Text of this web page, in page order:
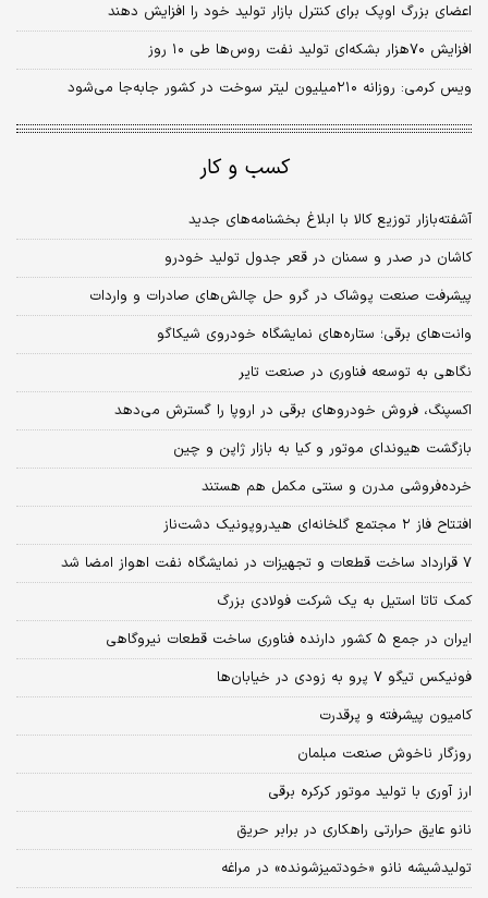
اعضای بزرگ اوپک برای کنترل بازار تولید خود را افزایش دهند
افزایش ۷۰‌هزار بشکه‌‌‌ای تولید نفت روس‌‌‌ها طی ۱۰ روز
ویس کرمی: روزانه ۲۱۰‌میلیون لیتر سوخت در کشور جابه‌‌‌جا می‌شود
کسب و کار
آشفته‌بازار توزیع کالا با ابلاغ بخشنامه‌های جدید
کاشان در صدر و سمنان در قعر جدول تولید خودرو
پیشرفت صنعت پوشاک در گرو حل چالش‌های صادرات و واردات
وانت‌های برقی؛ ستاره‌های نمایشگاه خودروی شیکاگو
نگاهی به توسعه فناوری در صنعت تایر
اکسپنگ، فروش خودروهای برقی در اروپا را گسترش می‌دهد
بازگشت هیوندای موتور و کیا به بازار ژاپن و چین
خرده‌فروشی مدرن و سنتی مکمل هم هستند
افتتاح فاز ۲ مجتمع گلخانه‌‌ای هیدروپونیک دشت‌‌ناز
۷ قرارداد ساخت قطعات و تجهیزات در نمایشگاه نفت اهواز امضا شد
کمک تاتا استیل به یک شرکت فولادی بزرگ
ایران در جمع ۵ کشور دارنده فناوری ساخت قطعات نیروگاهی
فونیکس تیگو ۷ پرو به زودی در خیابان‌ها
کامیون پیشرفته و پرقدرت
روزگار ناخوش صنعت مبلمان
ارز آوری با تولید موتور کرکره برقی
نانو عایق حرارتی راهکاری در برابر حریق
تولیدشیشه نانو «خودتمیزشونده» در مراغه